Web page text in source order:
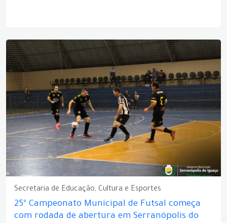
Secretaria de Educação, Cultura e Esportes
25º Campeonato Municipal de Futsal começa
com rodada de abertura em Serranópolis do